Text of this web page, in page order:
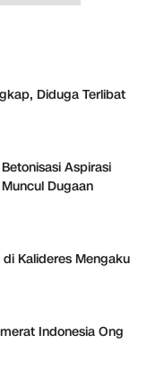
Diduga Terlibat
Aspirasi
Dugaan
Kalideres Mengaku
Indonesia Ong